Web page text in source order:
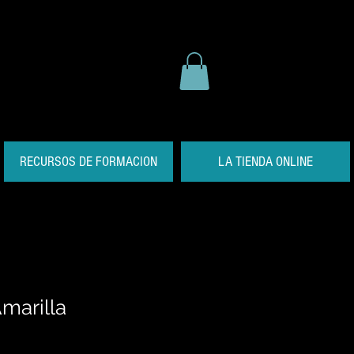
RECURSOS DE FORMACION LA TIENDA ONLINE